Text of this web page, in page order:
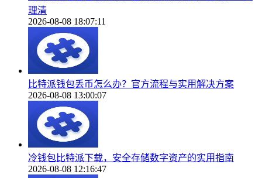
理清
2026-08-08 18:07:11
比特派钱包丢币怎么办？官方流程与实用解决方案
2026-08-08 13:00:07
冷钱包比特派下载，安全存储数字资产的实用指南
2026-08-08 12:16:47